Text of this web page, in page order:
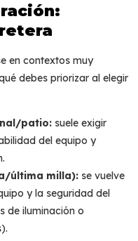
en contextos muy
debes priorizar al elegir
patio: suele exigir
del equipo y
última milla): se vuelve
y la seguridad del
de iluminación o